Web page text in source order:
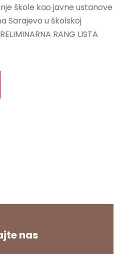
škole kao javne ustanove
Sarajevo u školskoj
RANG LISTA
nas